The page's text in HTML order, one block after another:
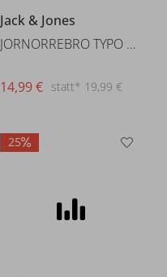
Jack & Jones
JORNORREBRO TYPO TEE SS CREW N
statt* 19,99 €
14,99 €
25